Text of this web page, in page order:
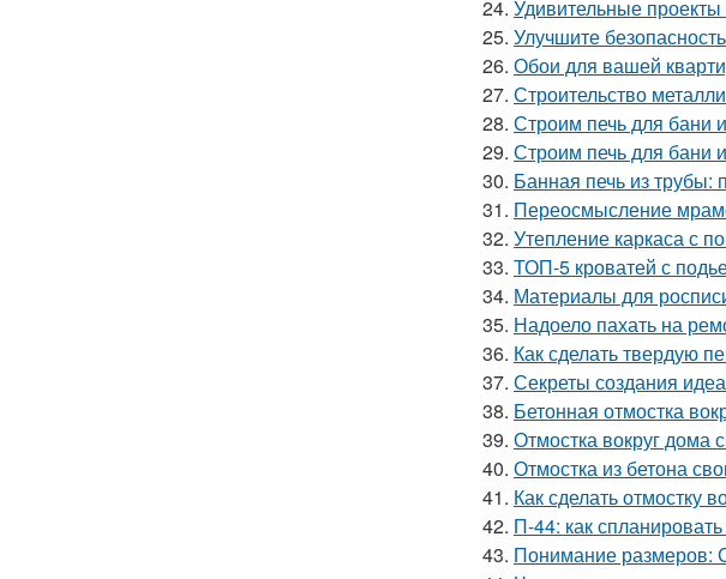
24. Удивительные
25. Улучшите
26. Обои для вашей
27. Строительство
28. Строим печь для бани
29. Строим печь для бани
30. Банная печь из трубы:
31. Переосмысление
32. Утепление каркаса с
33. ТОП-5 кроватей с
34. Материалы для
35. Надоело пахать на
36. Как сделать твердую
37. Секреты создания
38. Бетонная отмостка
39. Отмостка вокруг дома
40. Отмостка из бетона
41. Как сделать отмостку
42. П-44: как
43. Понимание размеров: